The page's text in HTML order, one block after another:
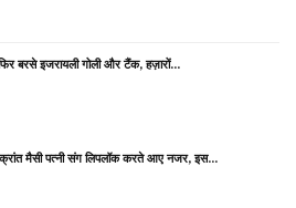
फिर बरसे इजरायली गोली और टैंक, हज़ारों…
मैसी पत्नी संग लिपलॉक करते आए नजर, इस…